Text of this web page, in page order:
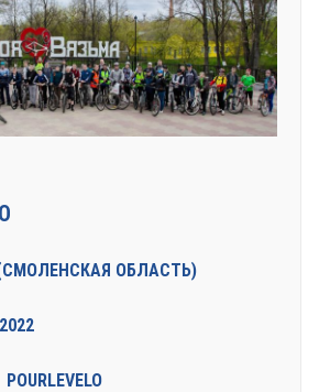
ОБЛАСТЬ)
2022